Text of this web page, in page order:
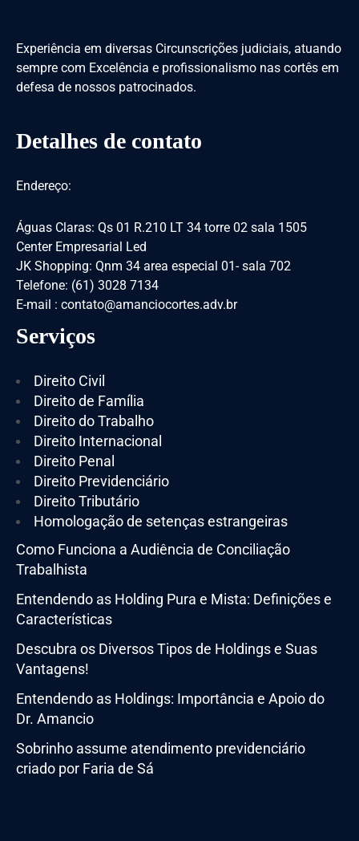
Experiência em diversas Circunscrições judiciais, atuando
sempre com Excelência e profissionalismo nas cortês em
defesa de nossos patrocinados.
Detalhes de contato
Endereço:
Águas Claras: Qs 01 R.210 LT 34 torre 02 sala 1505
Center Empresarial Led
JK Shopping: Qnm 34 area especial 01- sala 702
Telefone: (61) 3028 7134
E-mail : contato@amanciocortes.adv.br
Serviços
Direito Civil
Direito de Família
Direito do Trabalho
Direito Internacional
Direito Penal
Direito Previdenciário
Direito Tributário
Homologação de setenças estrangeiras
Como Funciona a Audiência de Conciliação
Trabalhista
Entendendo as Holding Pura e Mista: Definições e
Características
Descubra os Diversos Tipos de Holdings e Suas
Vantagens!
Entendendo as Holdings: Importância e Apoio do
Dr. Amancio
Sobrinho assume atendimento previdenciário
criado por Faria de Sá